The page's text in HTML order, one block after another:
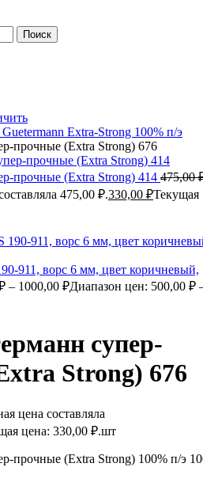
Поиск
Extra-Strong 100% п/э
прочные (Extra Strong) 676
прочные (Extra Strong) 414 475,00
475,00 ₽.330,00 ₽Текущая
911, ворс 6 мм, цвет коричневый,
– 1000,00 ₽Диапазон цен: 500,00 ₽
супер-
Strong) 676
цена составляла
цена: 330,00 ₽.шт
прочные (Extra Strong) 100% п/э